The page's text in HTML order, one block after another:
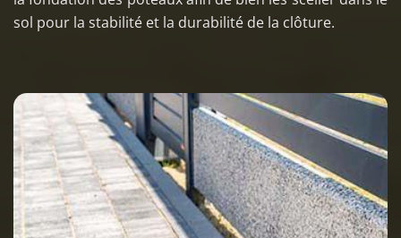
sol pour la stabilité et la durabilité de la clôture.